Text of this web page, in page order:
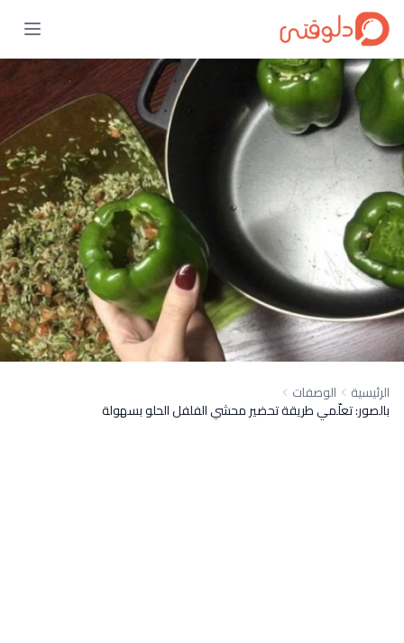
الرئيسية الوصفات
بالصور: تعلّمي طريقة تحضير محشي الفلفل الحلو بسهولة